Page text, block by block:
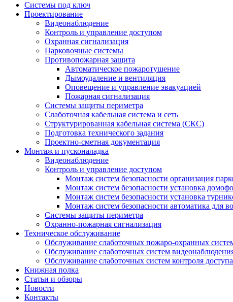
Системы под ключ
Проектирование
Видеонаблюдение
Контроль и управление доступом
Охранная сигнализация
Парковочные системы
Противопожарная защита
Автоматическое пожаротушение
Дымоудаление и вентиляция
Оповещение и управление эвакуацией
Пожарная сигнализация
Системы защиты периметра
Слаботочная кабельная система и сеть
Структурированная кабельная система (СКС)
Подготовка технического задания
Проектно-сметная документация
Монтаж и пусконаладка
Видеонаблюдение
Контроль и управление доступом
Монтаж систем безопасности организация
Монтаж систем безопасности установка
Монтаж систем безопасности установка
Монтаж систем безопасности автоматика для
Системы защиты периметра
Охранно-пожарная сигнализация
Техническое обслуживание
Обслуживание слаботочных пожаро-охранных
Обслуживание слаботочных систем
Обслуживание слаботочных систем контроля доступа
Книжная полка
Статьи и обзоры
Новости
Контакты